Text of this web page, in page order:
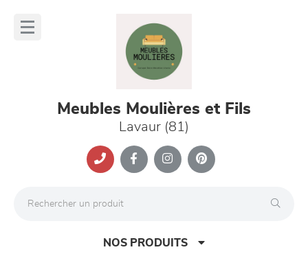
Meubles Moulières et Fils
Lavaur (81)
NOS PRODUITS